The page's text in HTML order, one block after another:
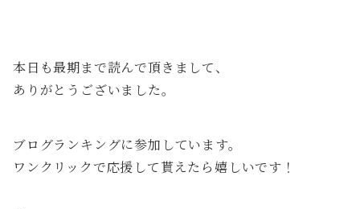
本日も最期まで読んで頂きまして、
ありがとうございました。
ブログランキングに参加しています。
ワンクリックで応援して貰えたら嬉しいです！